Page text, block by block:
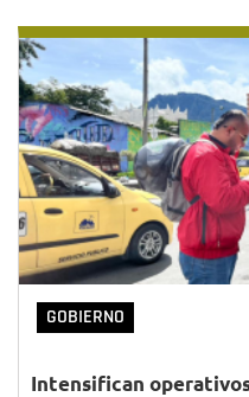
GOBIERNO
Intensifican